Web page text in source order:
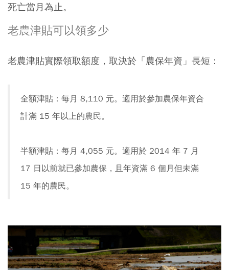
死亡當月為止。
老農津貼可以領多少
老農津貼實際領取額度，取決於「農保年資」長短：
全額津貼：每月 8,110 元。適用於參加農保年資合
計滿 15 年以上的農民。
半額津貼：每月 4,055 元。適用於 2014 年 7 月
17 日以前就已參加農保，且年資滿 6 個月但未滿
15 年的農民。